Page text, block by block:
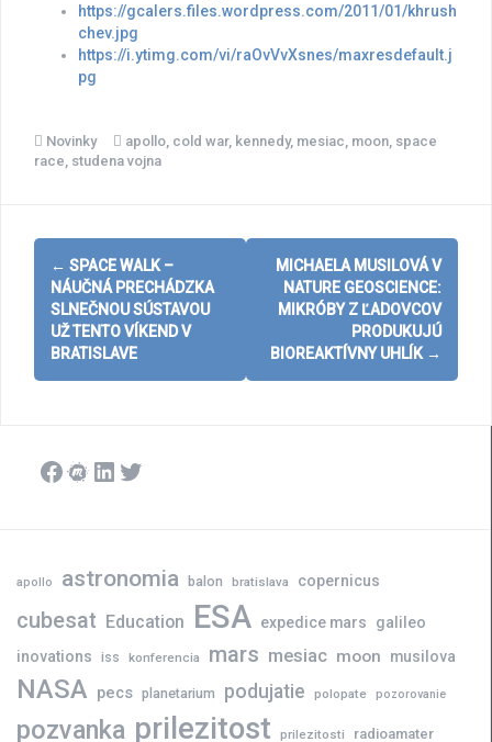
https://gcalers.files.wordpress.com/2011/01/khrush
chev.jpg
https://i.ytimg.com/vi/raOvVvXsnes/maxresdefault.j
pg
Novinky apollo cold war, kennedy, mesiac moon space
race studena vojna
Post
navigation
← SPACE WALK –
NÁUČNÁ PRECHÁDZKA
SLNEČNOU SÚSTAVOU
UŽ TENTO VÍKEND V
BRATISLAVE
MICHAELA MUSILOVÁ V
NATURE GEOSCIENCE:
MIKRÓBY Z ĽADOVCOV
PRODUKUJÚ
BIOREAKTÍVNY UHLÍK →
Facebook
Meetup
LinkedIn
Twitter
apollo astronomia balon bratislava copernicus
cubesat Education ESA expedice mars
galileo
inovations iss konferencia mars mesiac moon musilova
NASA pecs planetarium podujatie polopate pozorovanie
pozvanka prilezitost prilezitosti radioamater